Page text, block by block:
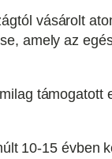
vásárolt
amely az
támogatott
10-15 évben